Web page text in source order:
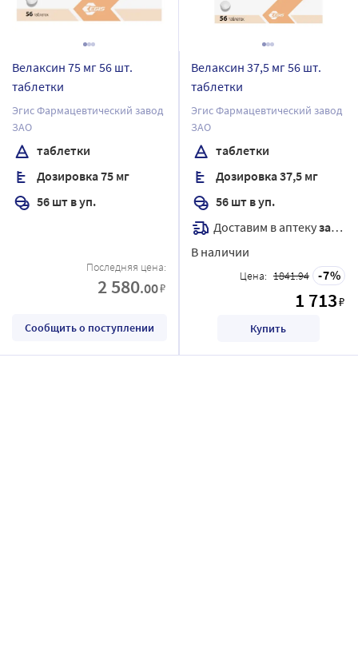
Велаксин 75 мг 56 шт.
таблетки
Эгис Фармацевтический завод
ЗАО
таблетки
Дозировка 75 мг
56 шт в уп.
Последняя цена:
2 580.00₽
Сообщить о поступлении
Велаксин 37,5 мг 56 шт.
таблетки
Эгис Фармацевтический завод
ЗАО
таблетки
Дозировка 37,5 мг
56 шт в уп.
Доставим в аптекузавтра
В наличии
Цена: 1841.94 7
1 713₽
Купить